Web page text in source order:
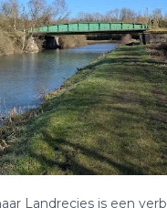
Landrecies is een